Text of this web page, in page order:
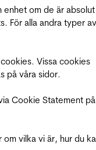
enhet om de är absolut
För alla andra typer av
Vissa cookies
på våra sidor.
Cookie Statement
vilka vi är, hur du